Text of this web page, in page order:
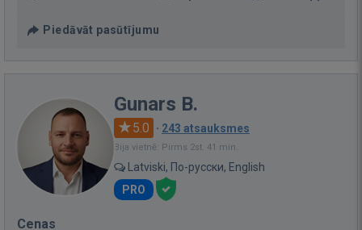
Piedāvāt pasūtījumu
Gunars B.
5.0 · 243 atsauksmes
Bija vietnē: Pirms 2st. 41 min.
Latviski, По-русски, English
PRO
Cenas